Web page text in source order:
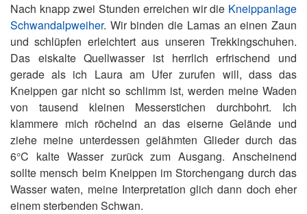
Nach knapp zwei Stunden erreichen wir die Kneippanlage
Schwandalpweiher. Wir binden die Lamas an einen Zaun
und schlüpfen erleichtert aus unseren Trekkingschuhen.
Das eiskalte Quellwasser ist herrlich erfrischend und
gerade als ich Laura am Ufer zurufen will, dass das
Kneippen gar nicht so schlimm ist, werden meine Waden
von tausend kleinen Messerstichen durchbohrt. Ich
klammere mich röchelnd an das eiserne Gelände und
ziehe meine unterdessen gelähmten Glieder durch das
6°C kalte Wasser zurück zum Ausgang. Anscheinend
sollte mensch beim Kneippen im Storchengang durch das
Wasser waten, meine Interpretation glich dann doch eher
einem sterbenden Schwan.